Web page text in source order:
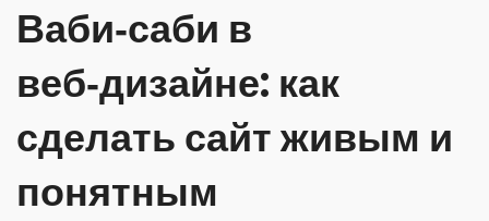
Ваби‑саби в
веб‑дизайне: как
сделать сайт живым и
понятным